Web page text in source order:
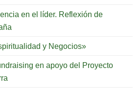
en el líder. Reflexión de
y Negocios»
en apoyo del Proyecto